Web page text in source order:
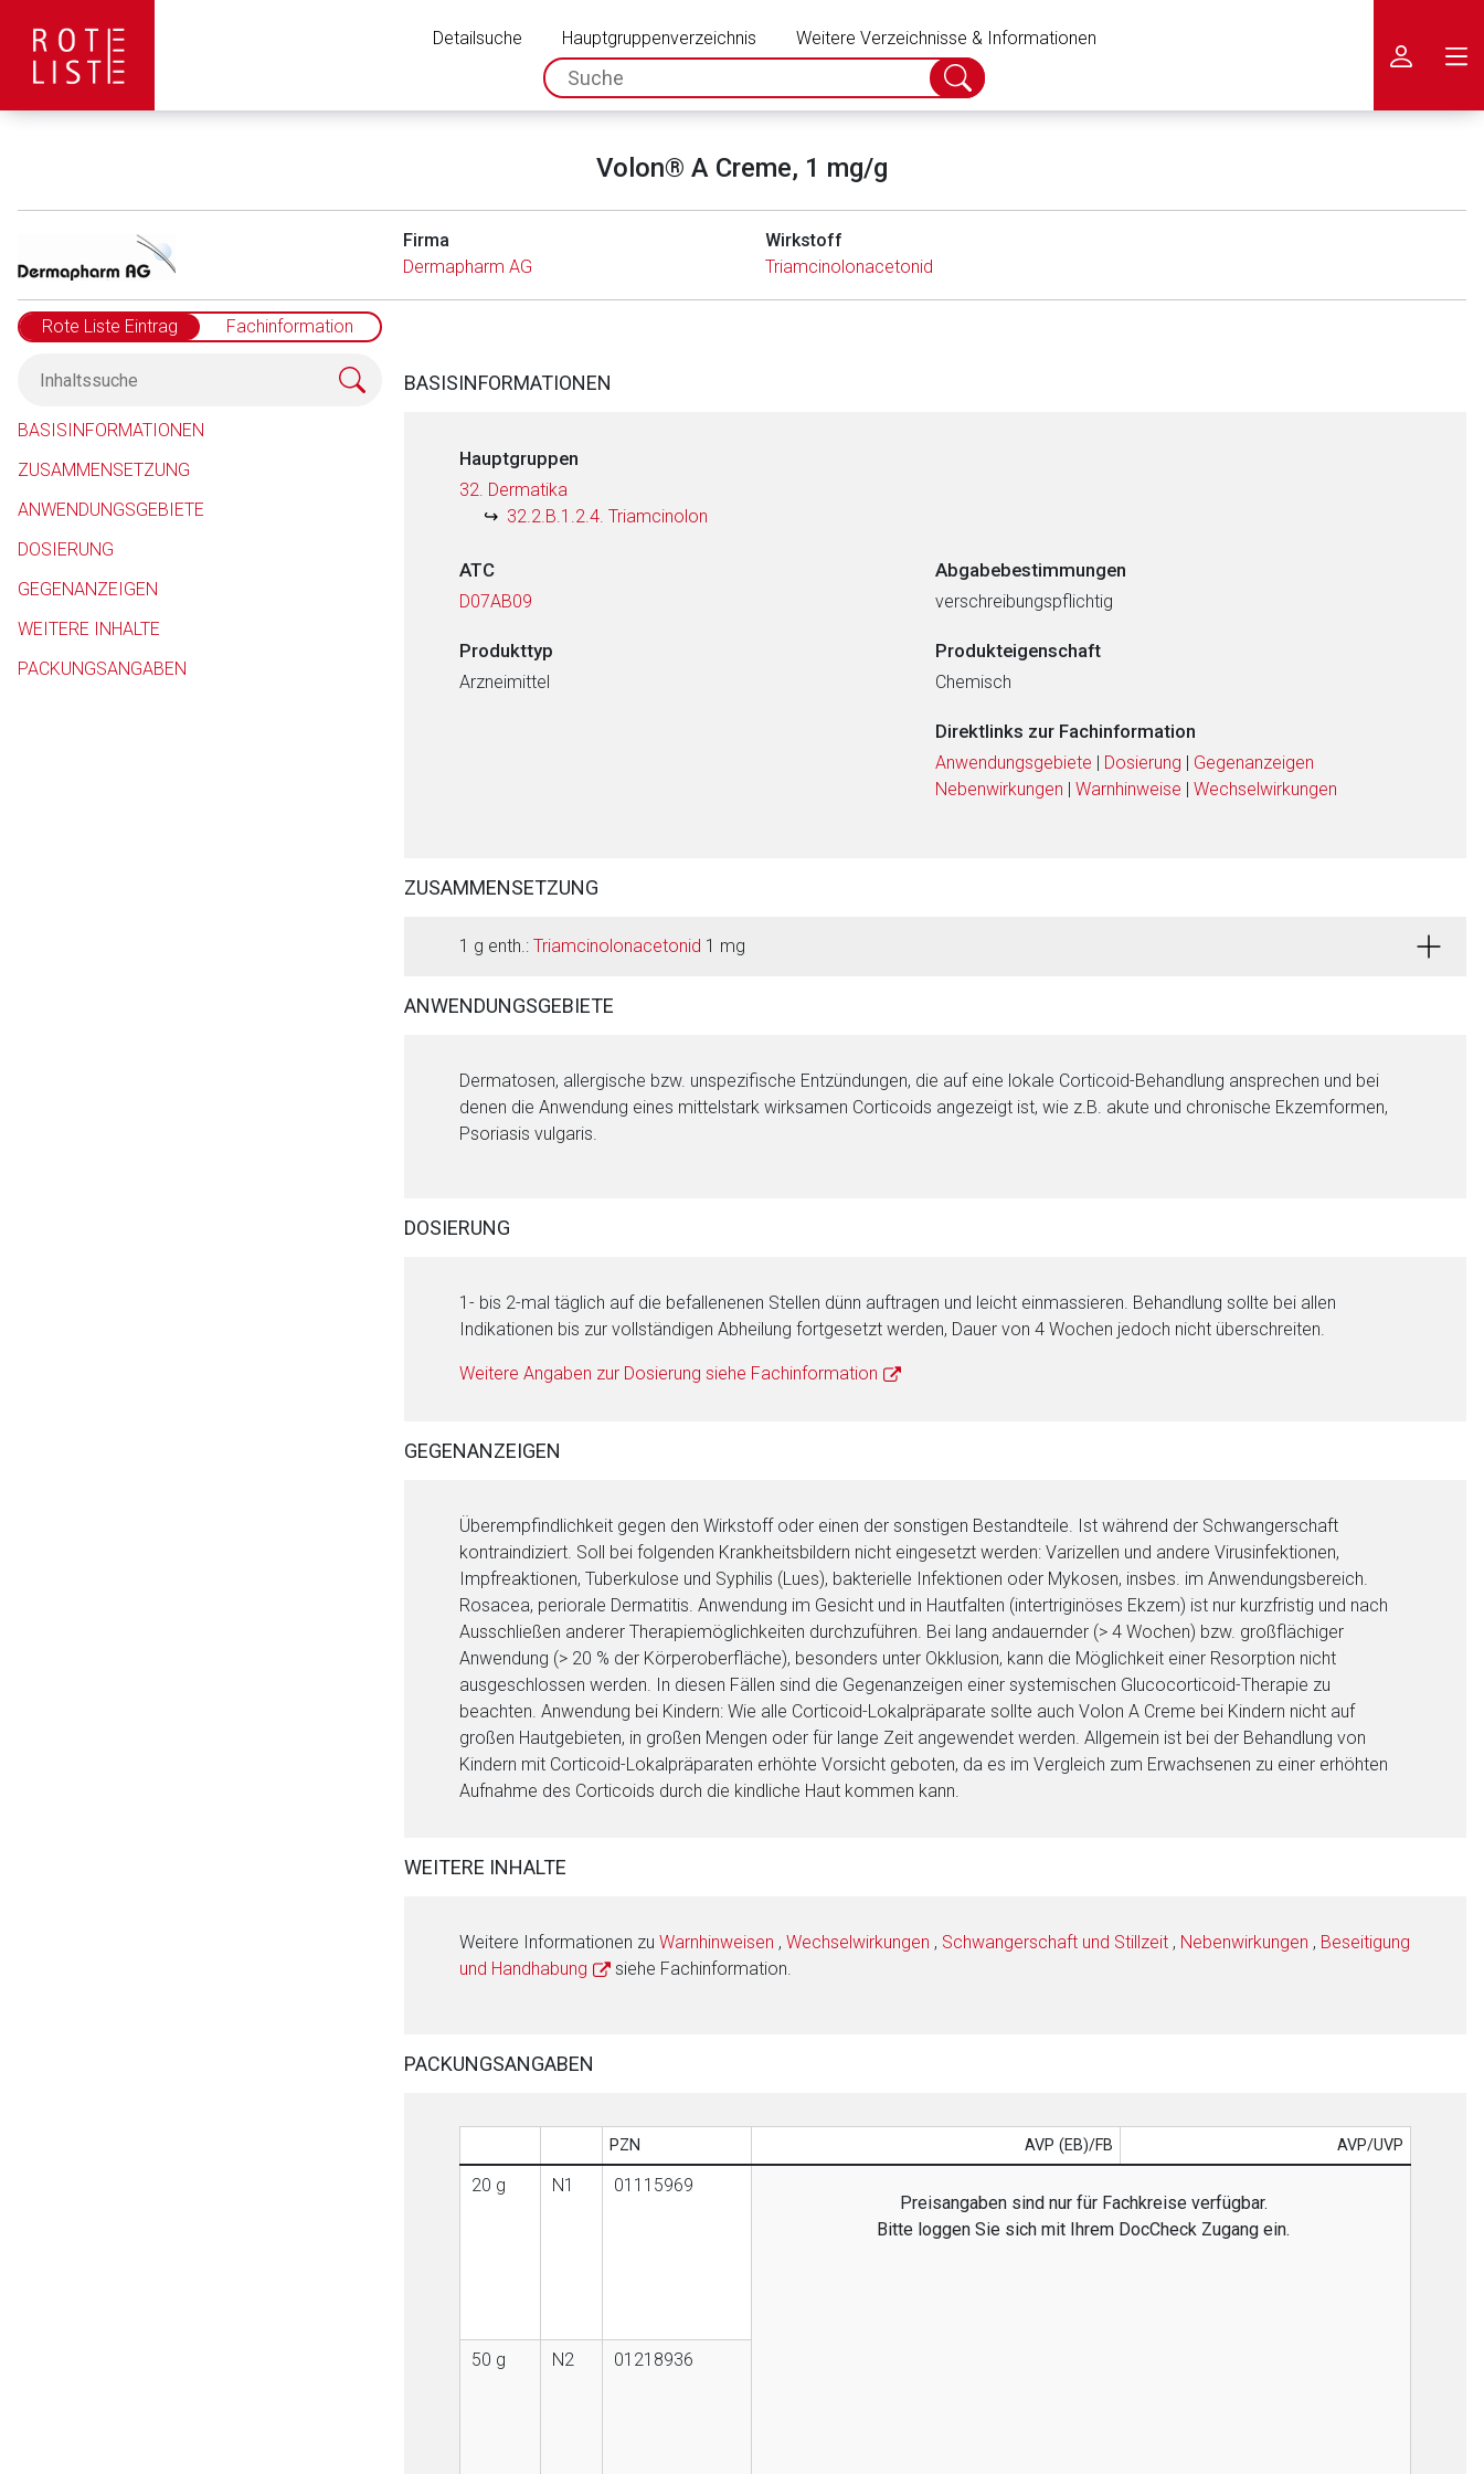
Detailsuche Hauptgruppenverzeichnis
Weitere Verzeichnisse & Informationen
spc.search.input.placeholder
Suche
abschicken
Volon® A Creme, 1 mg/g
Firma
Dermapharm AG
Wirkstoff
Triamcinolonacetonid
Rote Liste Eintrag Fachinformation
BASISINFORMATIONEN
ZUSAMMENSETZUNG
ANWENDUNGSGEBIETE
DOSIERUNG
GEGENANZEIGEN
WEITERE INHALTE
PACKUNGSANGABEN
BASISINFORMATIONEN
Hauptgruppen
32. Dermatika
32.2.B.1.2.4. Triamcinolon
ATC
D07AB09
Abgabebestimmungen
verschreibungspflichtig
Produkttyp
Arzneimittel
Produkteigenschaft
Chemisch
Direktlinks zur Fachinformation
Anwendungsgebiete | Dosierung | Gegenanzeigen
Nebenwirkungen | Warnhinweise | Wechselwirkungen
ZUSAMMENSETZUNG
1 g enth.: Triamcinolonacetonid 1 mg
ANWENDUNGSGEBIETE
Dermatosen, allergische bzw. unspezifische Entzündungen, die auf eine lokale Corticoid-Behandlung ansprechen und bei
denen die Anwendung eines mittelstark wirksamen Corticoids angezeigt ist, wie z.B. akute und chronische Ekzemformen,
Psoriasis vulgaris.
DOSIERUNG
1- bis 2-mal täglich auf die befallenenen Stellen dünn auftragen und leicht einmassieren. Behandlung sollte bei allen
Indikationen bis zur vollständigen Abheilung fortgesetzt werden, Dauer von 4 Wochen jedoch nicht überschreiten.
Weitere Angaben zur Dosierung siehe Fachinformation
GEGENANZEIGEN
Überempfindlichkeit gegen den Wirkstoff oder einen der sonstigen Bestandteile. Ist während der Schwangerschaft
kontraindiziert. Soll bei folgenden Krankheitsbildern nicht eingesetzt werden: Varizellen und andere Virusinfektionen,
Impfreaktionen, Tuberkulose und Syphilis (Lues), bakterielle Infektionen oder Mykosen, insbes. im Anwendungsbereich.
Rosacea, periorale Dermatitis. Anwendung im Gesicht und in Hautfalten (intertriginöses Ekzem) ist nur kurzfristig und nach
Ausschließen anderer Therapiemöglichkeiten durchzuführen. Bei lang andauernder (> 4 Wochen) bzw. großflächiger
Anwendung (> 20 % der Körperoberfläche), besonders unter Okklusion, kann die Möglichkeit einer Resorption nicht
ausgeschlossen werden. In diesen Fällen sind die Gegenanzeigen einer systemischen Glucocorticoid-Therapie zu
beachten. Anwendung bei Kindern: Wie alle Corticoid-Lokalpräparate sollte auch Volon A Creme bei Kindern nicht auf
großen Hautgebieten, in großen Mengen oder für lange Zeit angewendet werden. Allgemein ist bei der Behandlung von
Kindern mit Corticoid-Lokalpräparaten erhöhte Vorsicht geboten, da es im Vergleich zum Erwachsenen zu einer erhöhten
Aufnahme des Corticoids durch die kindliche Haut kommen kann.
WEITERE INHALTE
Weitere Informationen zu Warnhinweisen , Wechselwirkungen , Schwangerschaft und Stillzeit , Nebenwirkungen , Beseitigung
und Handhabung
siehe Fachinformation.
PACKUNGSANGABEN
PZN AVP (EB)/FB AVP/UVP
20 g N1
01115969
Preisangaben sind nur für Fachkreise verfügbar.
Bitte loggen Sie sich mit Ihrem DocCheck Zugang ein.
50 g N2 01218936